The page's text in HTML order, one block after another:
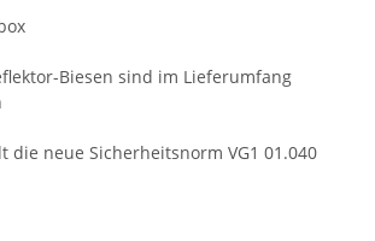
Biesen sind im Lieferumfang
die neue Sicherheitsnorm VG1 01.040